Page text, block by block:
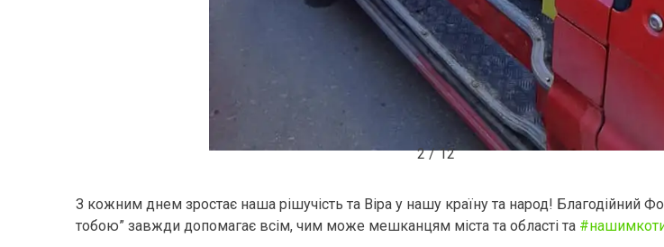
2 / 12
З кожним днем ​​зростає наша рішучість та Віра у нашу країну та народ! Благодійний
тобою” завжди допомагає всім, чим може мешканцям міста та області та